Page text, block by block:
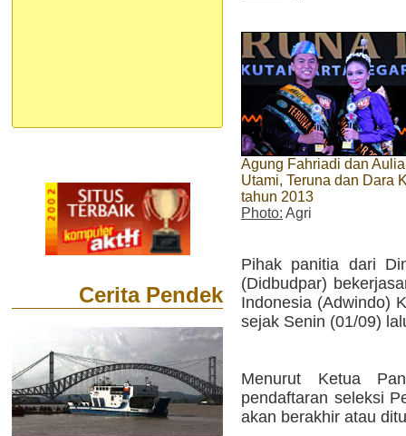
Cerita Pendek
Agung Fahriadi dan
Utami, Teruna dan Dara
tahun 2013
Photo: Agri
Pihak panitia dari
(Didbudpar)
Indonesia (Adwindo)
sejak Senin (01/09)
Menurut Ketua
pendaftaran seleksi
akan berakhir atau